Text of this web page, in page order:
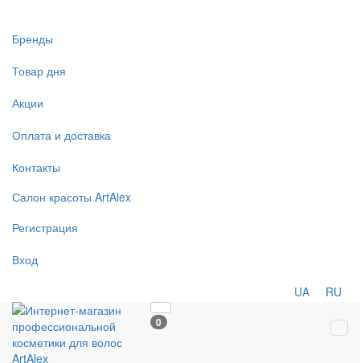
Бренды
Товар дня
Акции
Оплата и доставка
Контакты
Салон красоты ArtAlex
Регистрация
Вход
UA RU
0